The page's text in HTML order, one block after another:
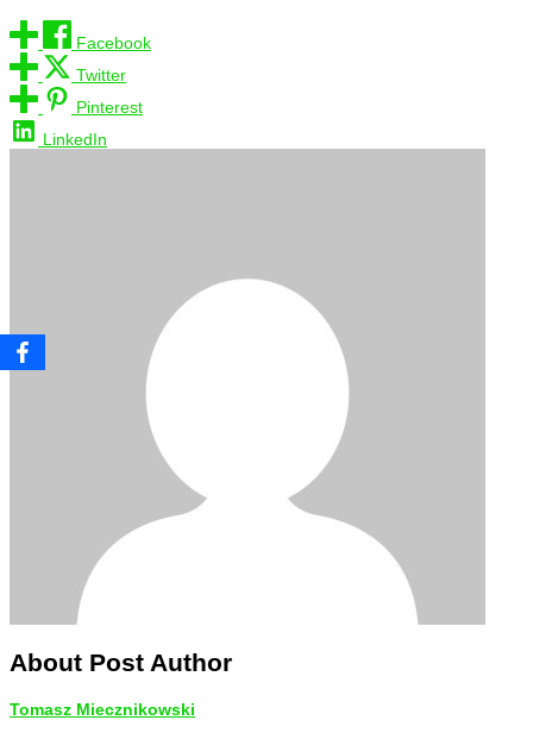
Facebook
Twitter
Pinterest
LinkedIn
About Post Author
Tomasz Miecznikowski